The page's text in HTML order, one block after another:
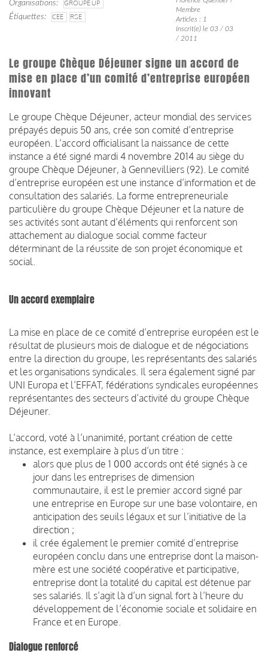
Organisations
GROUPE UP
Étiquettes
CEE RSE
Membre
Articles : 1
Inscrit(e) le 03 / 03
/ 2011
Le groupe Chèque Déjeuner signe un accord de
mise en place d’un comité d’entreprise européen
innovant
Le groupe Chèque Déjeuner, acteur mondial des services
prépayés depuis 50 ans, crée son comité d’entreprise
européen. L’accord officialisant la naissance de cette
instance a été signé mardi 4 novembre 2014 au siège du
groupe Chèque Déjeuner, à Gennevilliers (92). Le comité
d’entreprise européen est une instance d’information et de
consultation des salariés. La forme entrepreneuriale
particulière du groupe Chèque Déjeuner et la nature de
ses activités sont autant d’éléments qui renforcent son
attachement au dialogue social comme facteur
déterminant de la réussite de son projet économique et
social.
Un accord exemplaire
La mise en place de ce comité d’entreprise européen est le
résultat de plusieurs mois de dialogue et de négociations
entre la direction du groupe, les représentants des salariés
et les organisations syndicales. Il sera également signé par
UNI Europa et l’EFFAT, fédérations syndicales européennes
représentantes des secteurs d’activité du groupe Chèque
Déjeuner.
L’accord, voté à l’unanimité, portant création de cette
instance, est exemplaire à plus d’un titre :
alors que plus de 1 000 accords ont été signés à ce
jour dans les entreprises de dimension
communautaire, il est le premier accord signé par
une entreprise en Europe sur une base volontaire, en
anticipation des seuils légaux et sur l’initiative de la
direction ;
il crée également le premier comité d’entreprise
européen conclu dans une entreprise dont la maison-
mère est une société coopérative et participative,
entreprise dont la totalité du capital est détenue par
ses salariés. Il s’agit là d’un signal fort à l’heure du
développement de l’économie sociale et solidaire en
France et en Europe.
Dialogue renforcé